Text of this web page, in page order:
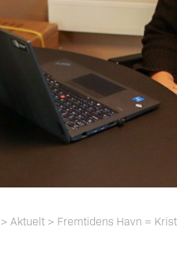
Aktuelt > Fremtidens Havn =